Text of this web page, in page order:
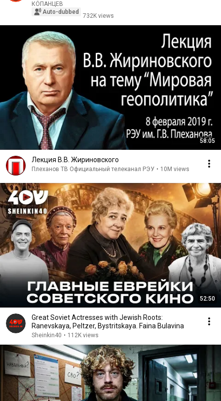
КÓПАНЦЕВ
Auto-dubbed
732K views
58:05
Лекция В.В. Жириновского
Плеханов ТВ Официальный телеканал РЭУ • 10M views
52:50
Great Soviet Actresses with Jewish Roots:
Ranevskaya, Peltzer, Bystritskaya. Faina Bulavina
Sheinkin40 • 112K views